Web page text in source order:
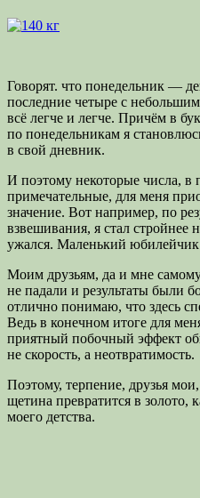
Говорят. что понедельник —
последние четыре с
всё легче и легче. Причём в
по понедельникам я
в свой дневник.
И поэтому некоторые числа, в
примечательные, для меня
значение. Вот например, по
взвешивания, я стал стройнее
ужался. Маленький
Моим друзьям, да и мне
не падали и результаты были
отлично понимаю, что здесь
Ведь в конечном итоге для
приятный побочный эффект
не скорость, а неотвратимость.
Поэтому, терпение, друзья
щетина превратится в золото,
моего детства.